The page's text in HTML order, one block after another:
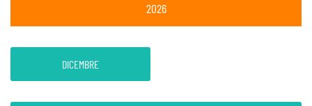
2026
DICEMBRE